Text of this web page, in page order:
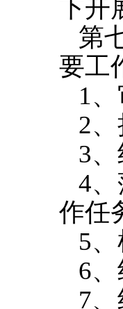
下开
第
要工
1
2
3
4
作任
5
6
7